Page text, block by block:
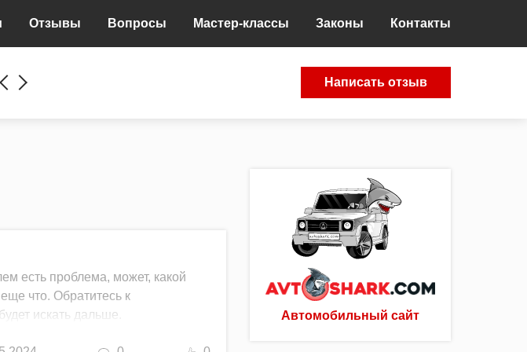
Отзывы Вопросы Мастер-классы Законы Контакты
Написать отзыв
есть проблема, может, какой
что. Обратитесь к
искать дальше.
Автомобильный сайт